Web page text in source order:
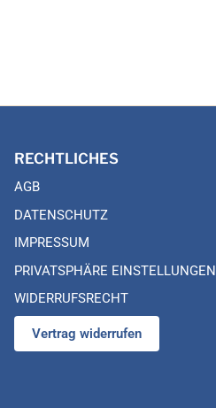
RECHTLICHES
AGB
DATENSCHUTZ
IMPRESSUM
PRIVATSPHÄRE EINSTELLUNGEN
WIDERRUFSRECHT
Vertrag widerrufen